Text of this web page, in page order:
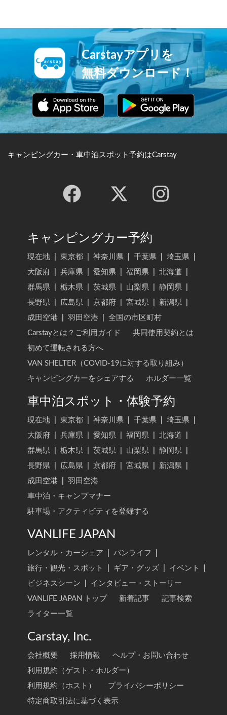
Carstayアプリを
無料ダウンロード！
キャンピングカー・車中泊スポット予約はCarstay
キャンピングカー予約
現在地 東京都 神奈川県 千葉県 埼玉県
大阪府
兵庫県 愛知県 福岡県 北海道
群馬県
栃木県 茨城県 山梨県 静岡県
長野県
広島県 京都府 宮城県 新潟県
成田空港
羽田空港
全国の市区町村
Carstayとは？ご利用ガイド
共同使用契約とは
初めて運転される方へ
VAN SHELTER（COVID-19に対する取り組み）
キャンピングカーをシェアする
ホルダー一覧
車中泊スポット・体験予約
現在地 東京都 神奈川県 千葉県 埼玉県
大阪府
兵庫県 愛知県 福岡県 北海道
群馬県
栃木県 茨城県 山梨県 静岡県
長野県
広島県 京都府 宮城県 新潟県
成田空港
羽田空港
車中泊・キャンプマナー
駐車場・アクティビティを登録する
VANLIFE JAPAN
レンタル・カーシェア バンライフ
旅行・観光・スポット
ギア・グッズ イベント
ビジネスシーン
インタビュー・ストーリー
VANLIFE JAPAN トップ
新着記事
記事検索
ライター一覧
Carstay, Inc.
会社概要 採用情報
ヘルプ・お問い合わせ
利用規約（ゲスト・ホルダー）
利用規約（ホスト）
プライバシーポリシー
特定商取引法に基づく表示